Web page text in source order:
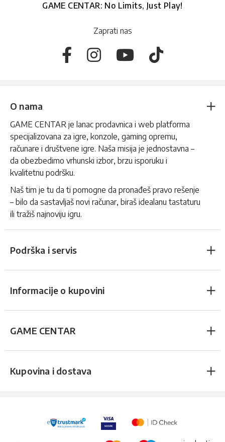
GAME CENTAR: No Limits, Just Play!
Zaprati nas
O nama
GAME CENTAR je lanac prodavnica i web platforma
specijalizovana za igre, konzole, gaming opremu,
računare i društvene igre. Naša misija je jednostavna –
da obezbedimo vrhunski izbor, brzu isporuku i
kvalitetnu podršku.
Naš tim je tu da ti pomogne da pronađeš pravo rešenje
– bilo da sastavljaš novi računar, biraš idealanu tastaturu
ili tražiš najnoviju igru.
Podrška i servis
Informacije o kupovini
GAME CENTAR
Kupovina i dostava